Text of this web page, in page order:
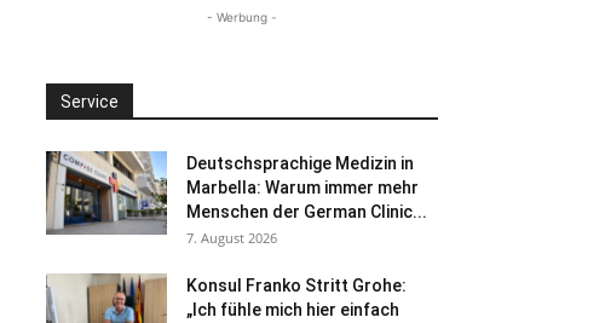
- Werbung -
Service
Deutschsprachige Medizin in
Marbella: Warum immer mehr
Menschen der German Clinic...
7. August 2026
Konsul Franko Stritt Grohe:
„Ich fühle mich hier einfach